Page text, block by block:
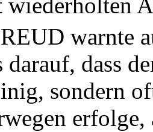
warnte
dass
sondern
erfolge,